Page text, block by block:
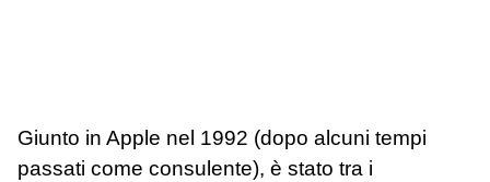
Giunto in Apple nel 1992 (dopo alcuni tempi
passati come consulente), è stato tra i